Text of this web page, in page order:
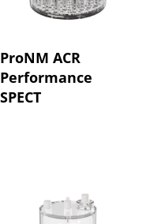
ProNM ACR
Performance
SPECT